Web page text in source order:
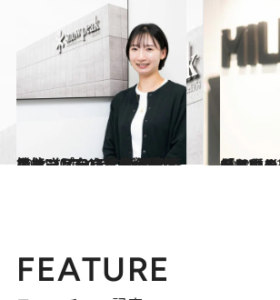
2024.11.30
キャンプをするなら絶対におさえたい！ 新潟発・スノーピーク社員の愛用品は、“コンパクトでも高機能”なアイテムが勢ぞろい
ライフスタイル 「アウトドアに挑戦するなら種まきから」仏ブランド
ライフ
FEATURE